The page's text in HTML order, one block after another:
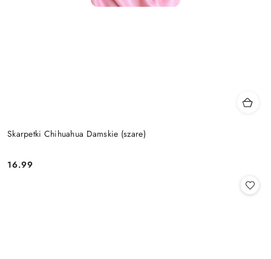
Skarpetki Chihuahua Damskie (szare)
Cena:
16.99